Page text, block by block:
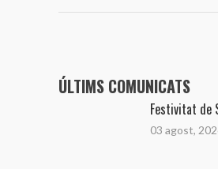
ÚLTIMS COMUNICATS
Festivitat de
03 agost,